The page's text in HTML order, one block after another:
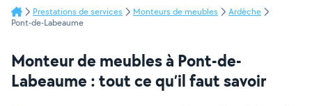
Prestations de services Monteurs de meubles
Ardèche
Pont-de-Labeaume
Monteur de meubles à Pont-de-
Labeaume : tout ce qu’il faut savoir